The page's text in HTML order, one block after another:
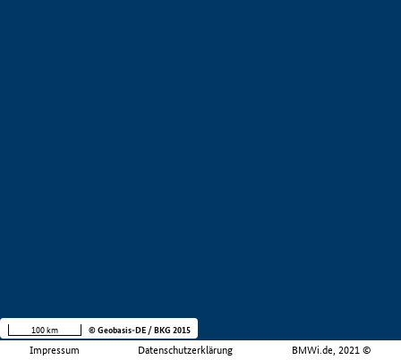
Impressum Datenschutzerklärung BMWi.de, 2021 ©
100 km © Geobasis-DE / BKG 2015